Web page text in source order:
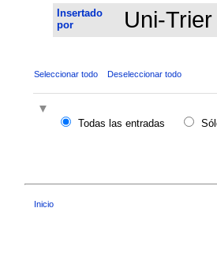
Insertado
por
Uni-
Seleccionar todo Deseleccionar todo
Todas las entradas
Inicio